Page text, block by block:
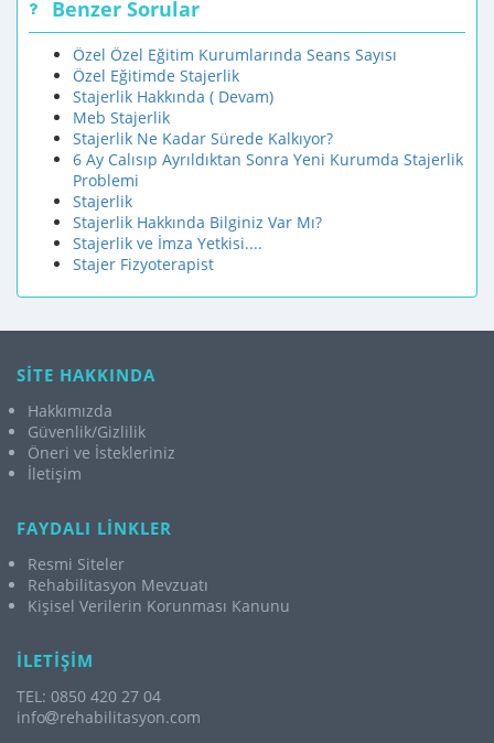
Benzer Sorular
Özel Özel Eğitim Kurumlarında Seans Sayısı
Özel Eğitimde Stajerlik
Stajerlik Hakkında ( Devam)
Meb Stajerlik
Stajerlik Ne Kadar Sürede Kalkıyor?
6 Ay Calısıp Ayrıldıktan Sonra Yeni Kurumda Stajerlik
Problemi
Stajerlik
Stajerlik Hakkında Bilginiz Var Mı?
Stajerlik ve İmza Yetkisi....
Stajer Fizyoterapist
SİTE HAKKINDA
Hakkımızda
Güvenlik/Gizlilik
Öneri ve İstekleriniz
İletişim
FAYDALI LİNKLER
Resmi Siteler
Rehabilitasyon Mevzuatı
Kişisel Verilerin Korunması Kanunu
İLETİŞİM
TEL: 0850 420 27 04
info
rehabilitasyon.com